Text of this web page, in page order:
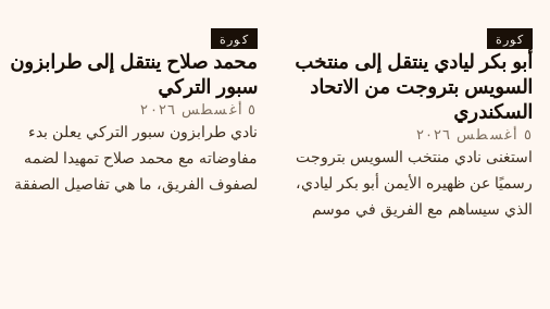
محتملة أخرى.
كورة
أبو بكر ليادي ينتقل إلى منتخب
السويس بتروجت من الاتحاد
السكندري
٥ أغسطس ٢٠٢٦
استغنى نادي منتخب السويس بتروجت
رسميًا عن ظهيره الأيمن أبو بكر ليادي،
الذي سيساهم مع الفريق في موسم
كورة
محمد صلاح ينتقل إلى طرابزون
سبور التركي
٥ أغسطس ٢٠٢٦
نادي طرابزون سبور التركي يعلن بدء
مفاوضاته مع محمد صلاح تمهيدا لضمه
لصفوف الفريق، ما هي تفاصيل الصفقة